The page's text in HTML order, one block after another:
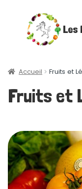
Les
Accueil
Boutique
Fruits
Fruits
Accueil Fruits et
Fruits et